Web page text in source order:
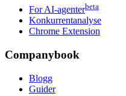
For AI-agenterbeta
Konkurrentanalyse
Chrome Extension
Companybook
Blogg
Guider